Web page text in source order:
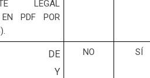
LEGAL
EN PDF POR
DE
Y
NO SÍ